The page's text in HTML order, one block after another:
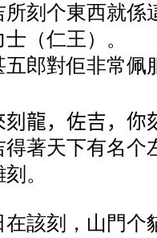
刻个東西就係
（仁王）。
郎對佢非常佩
刻龍，佐吉，
著天下有名个
。
該刻，山門个